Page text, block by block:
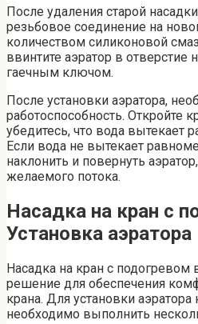
После удаления старой
резьбовое соединение на
количеством силиконовой
ввинтите аэратор в отверстие
гаечным ключом.
После установки аэратора,
работоспособность. Откройте
убедитесь, что вода вытекает
Если вода не вытекает
наклонить и повернуть
желаемого потока.
Насадка на кран с
Установка аэратора
Насадка на кран с подогревом
решение для обеспечения
крана. Для установки аэратора
необходимо выполнить